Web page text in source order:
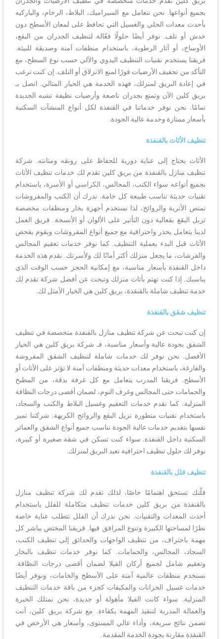
بجميع أنواعها. نحن نتعامل مع السيراميك، البلاط، الرخام، والباركيه
بأحدث معدات الجلي والغسيل التي تحافظ على لمعان الأسطح دون
خدش أو تلف. نوفر أيضًا حلولًا فعّالة لتنظيف الجدران من البقع،
الأوساخ، أو آثار الرطوبة، باستخدام منظفات آمنة وصديقة للبيئة.
فريقنا يستخدم تقنيات التنظيف اليدوي والآلي حسب نوع السطح، مع
التأكد من تجفيف الأرضيات فورًا لمنع الانزلاق أو التلف. إن كنت ترغب
في إعادة البريق لمنزلك، فهذه الخدمة هي الخيار المثالي. اتصل بـ
بريق كلين الآن وتمتع بجدران ناصعة وأرضيات نظيفة تشبه الجديدة
تمامًا. نحن نوفر خدماتنا في القنفذة لكل أنواع المنشآت السكنية
بأسعار ممتازة وخدمة عالية الجودة.
تنظيف الأثاث بالقنفذة
الأثاث يحتاج إلى عناية دورية للحفاظ على رونقه ومتانته. شركة
تنظيف منازل بالقنفذة من بريق كلين تقدم لك خدمات تنظيف الأثاث
بجميع أنواعه سواء الكنب، المجالس، الكراسي أو الأسرة، باستخدام
تقنيات حديثة تناسب طبيعة كل خامة. ندرك أن الكنب والمفروشات
تمتص الأتربة والروائح، لذا نستخدم أجهزة بخار ومنظفات مخصصة
تزيل البقع بفعالية دون التأثير على الألوان أو الأنسجة. فريق العمل
لدينا يتعامل بحذر واحترافية مع جميع أنواع المفروشات ويقوم بفحص
الأثاث قبل البدء بعملية التنظيف. كما نوفر خدمات تعقيم المجالس
والفرشات، ما يجعل منزلك أكثر أمانًا لك ولأسرتك. نقدم هذه الخدمة
داخل القنفذة بأسعار مناسبة، مع إمكانية الحجز حسب الوقت الذي
يناسبك. إذا كنت تهتم بأثاث منزلك وتبحث عن أفضل شركة تقدم لك
خدمة تنظيف شاملة بالقنفذة، بريق كلين هي الخيار الأمثل لك.
تنظيف شقق بالقنفذة
إن كنت تبحث عن شركة تنظيف منازل بالقنفذة متخصصة في تنظيف
الشقق بجودة عالية وأسعار مناسبة، فـ شركة بريق كلين هي الخيار
الأفضل. نحن نوفر لك خدمات شاملة لتنظيف الشقق المفروشة
والفارغة، باستخدام معدات حديثة ومنظفات آمنة لا تؤثر على الأثاث أو
الأسطح. فريقنا المدرب يتعامل مع كل غرفة بدقة، من المطبخ
والحمامات حتى المجالس وغرف النوم، لضمان أقصى درجات النظافة
المنزلية. كما نقدم خدمات التعقيم وغسيل البلاط والكنب والسجاد،
باستخدام تقنيات متطورة تزيل البقع والروائح الكريهة. شركتنا تميز
نفسها بتقديم خدمات عالية الجودة تناسب جميع أنواع الشقق والعمائر
السكنية داخل القنفذة. سواء كنت تسكن في شقة صغيرة أو كبيرة،
نوفر لك حلول تنظيف احترافية تعيد البريق لمنزلك.
تنظيف فلل بالقنفذة
فلّتك تستحق اهتمامًا خاصًا، لذلك تقدم لك شركة تنظيف منازل
بالقنفذة من بريق كلين خدمات تنظيف متكاملة للفلل باستخدام
أحدث المعدات والتقنيات. نحن ندرك أن الفلل تتطلب عناية خاصة
نظرًا لمساحتها الكبيرة وتنوع المرافق فيها. فريقنا المختص يباشر كل
مهمة باحتراف، من تنظيف الواجهات والحدائق إلى تنظيف الكنب،
السجاد، المجالس، والحمامات. كما نوفر خدمات تنظيف بالبخار
وتعقيم شامل لجميع أركان الفيلا لضمان أقصى درجات النظافة.
نستخدم منظفات عالمية آمنة على الأسطح والخامات، ونوفر أيضًا
خدمات غسيل الخزانات والمكيفات كجزء من باقة خدمات التنظيف
المنزلية. سواء كانت الفيلا مأهولة أو جديدة، نحن نمتلك الخبرة
والعمالة المدربة لتنفيذ المهمة بكفاءة. مع شركة بريق كلين، أنت
تضمن نتائج سريعة، وأداء عالي المستوى، وأسعار هي الأرخص في
القنفذة مقارنة بجودة الخدمة المقدمة.